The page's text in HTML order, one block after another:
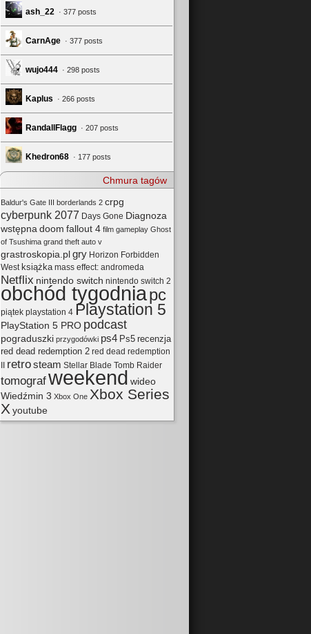
ash_22 · 377 posts
CarnAge · 377 posts
wujo444 · 298 posts
Kaplus · 266 posts
RandallFlagg · 207 posts
Khedron68 · 177 posts
Chmura tagów
Baldur's Gate III borderlands 2 crpg
cyberpunk 2077 Days Gone Diagnoza
wstępnadoom fallout 4 film gameplay Ghost
of Tsushima grand theft auto v
grastroskopia.pl gry Horizon Forbidden
West książka mass effect: andromeda
Netflix nintendo switch nintendo switch 2
obchód tygodniapc
piątek playstation 4 Playstation 5
PlayStation 5 PRO podcast
pograduszki przygodówki ps4 Ps5 recenzja
red dead redemption 2 red dead redemption
retrosteam Stellar Blade Tomb Raider
tomografweekend wideo
Wiedźmin 3 Xbox One Xbox Series
X youtube